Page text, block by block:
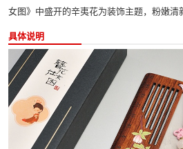
女图》中盛开的辛夷花为装饰主题，粉嫩清
具体说明